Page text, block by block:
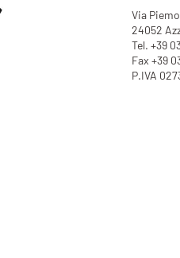
Via
24052
Tel. +39
Fax +39
P.IVA